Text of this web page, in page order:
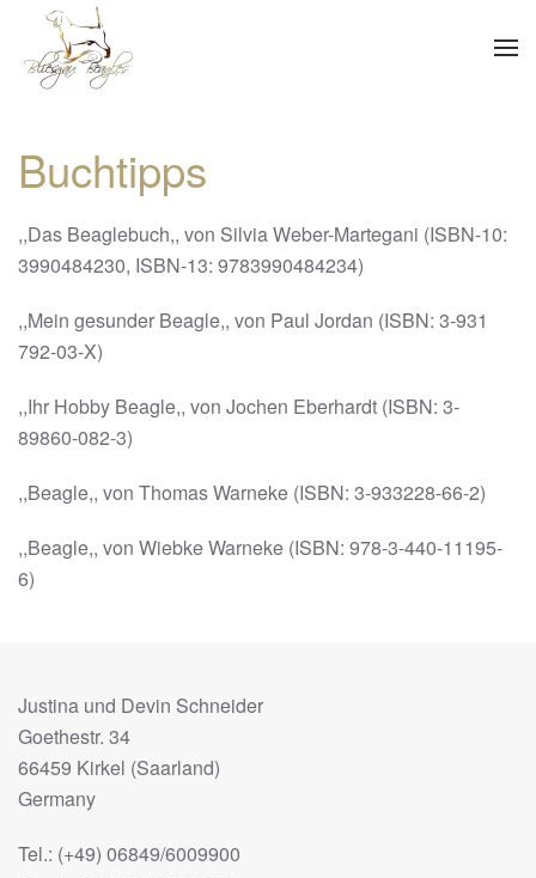
Skip to main content
Buchtipps
,,Das Beaglebuch,, von Silvia Weber-Martegani (ISBN-10:
3990484230, ISBN-13: 9783990484234)
,,Mein gesunder Beagle,, von Paul Jordan (ISBN: 3-931
792-03-X)
,,Ihr Hobby Beagle,, von Jochen Eberhardt (ISBN: 3-
89860-082-3)
,,Beagle,, von Thomas Warneke (ISBN: 3-933228-66-2)
,,Beagle,, von Wiebke Warneke (ISBN: 978-3-440-11195-
6)
Justina und Devin Schneider
Goethestr. 34
66459 Kirkel (Saarland)
Germany
Tel.: (+49) 06849/6009900